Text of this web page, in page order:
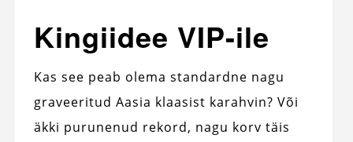
Kingiidee VIP-ile
Kas see peab olema standardne nagu
graveeritud Aasia klaasist karahvin? Või
äkki purunenud rekord, nagu korv täis